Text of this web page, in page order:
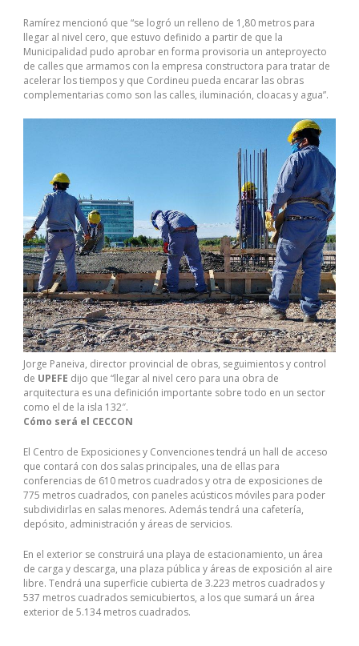
Ramírez mencionó que “se logró un relleno de 1,80 metros para
llegar al nivel cero, que estuvo definido a partir de que la
Municipalidad pudo aprobar en forma provisoria un anteproyecto
de calles que armamos con la empresa constructora para tratar de
acelerar los tiempos y que Cordineu pueda encarar las obras
complementarias como son las calles, iluminación, cloacas y agua”.
Jorge Paneiva, director provincial de obras, seguimientos y control
de UPEFE dijo que “llegar al nivel cero para una obra de
arquitectura es una definición importante sobre todo en un sector
como el de la isla 132″.
Cómo será el CECCON
El Centro de Exposiciones y Convenciones tendrá un hall de acceso
que contará con dos salas principales, una de ellas para
conferencias de 610 metros cuadrados y otra de exposiciones de
775 metros cuadrados, con paneles acústicos móviles para poder
subdividirlas en salas menores. Además tendrá una cafetería,
depósito, administración y áreas de servicios.
En el exterior se construirá una playa de estacionamiento, un área
de carga y descarga, una plaza pública y áreas de exposición al aire
libre. Tendrá una superficie cubierta de 3.223 metros cuadrados y
537 metros cuadrados semicubiertos, a los que sumará un área
exterior de 5.134 metros cuadrados.